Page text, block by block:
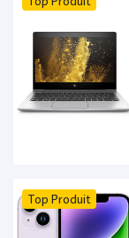
Top Produit